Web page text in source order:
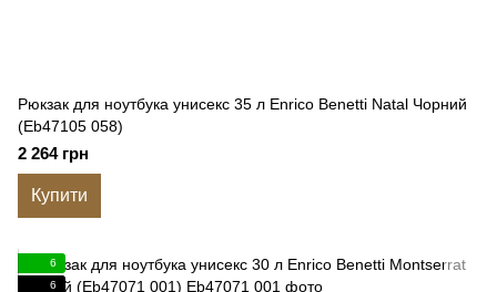
Рюкзак для ноутбука унисекс 35 л Enrico Benetti Natal Чорний
(Eb47105 058)
2 264 грн
Купити
6
6